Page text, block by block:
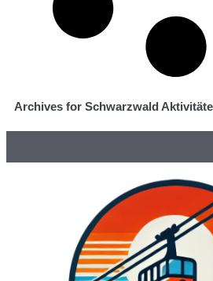
Archives for Schwarzwald